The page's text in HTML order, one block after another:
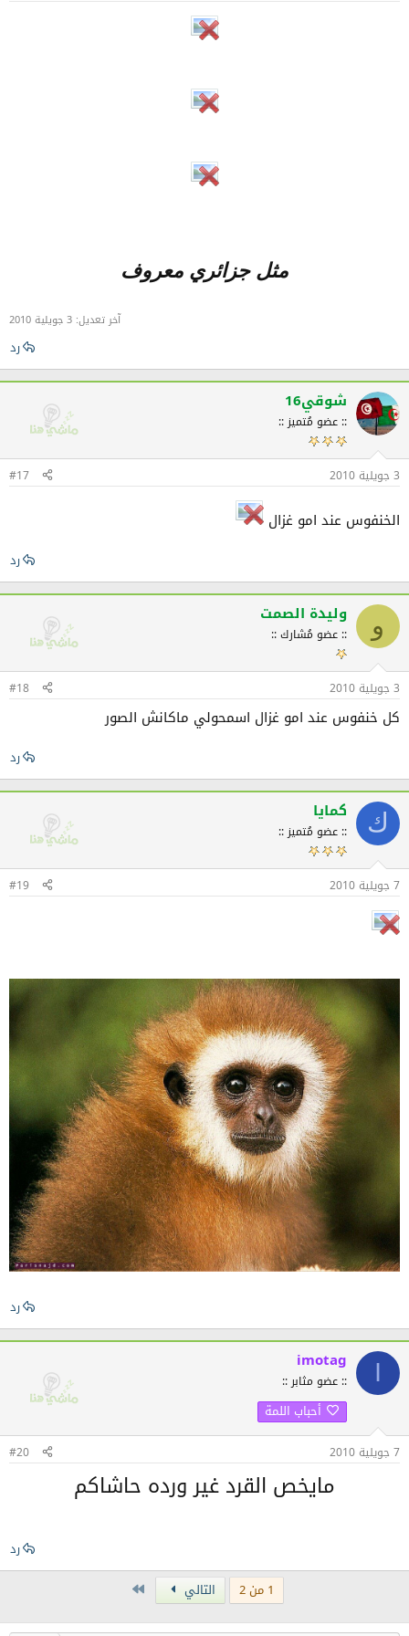
مثل جزائري معروف
آخر تعديل: 3 جويلية 2010
رد
شوقي16
:: عضو مُتميز ::
3 جويلية 2010 #17
الخنفوس عند امو غزال
رد
و وليدة الصمت
:: عضو مُشارك ::
3 جويلية 2010 #18
كل خنفوس عند امو غزال اسمحولي ماكانش الصور
رد
ك كمايا
:: عضو مُتميز ::
7 جويلية 2010 #19
رد
I
imotag
:: عضو مثابر ::
أحباب اللمة
7 جويلية 2010 #20
مايخص القرد غير ورده حاشاكم
رد
1 من 2
التالي